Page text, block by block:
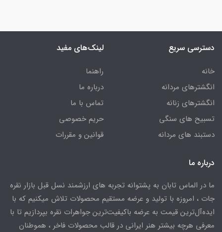
دسترسی سریع
خانه
انگشترهای مردانه
انگشترهای زنانه
تسبیح های سنگی
دستبند های مردانه
لینک‌های مفید
راهنما
درباره ما
تماس با ما
حریم خصوصی
قوانین و مقررات
درباره ما
ما در الماس تابان به پشتوانه تجربه های ارزشمند نسل قبل بازار نقره
جات ، امروزه با تولید و عرضه مستقیم محصولات تلاش میکنیم که با
ایده‌آل‌ترین قیمت به عرضه باکیفیت‌ترین جواهرات نقره بپردازیم تا با
معرفی هرچه بیشتر هنر ایرانی در قالب محصولات فاخر ، هموطنان